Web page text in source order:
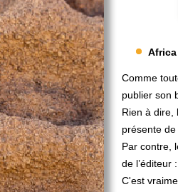
Comme
publier son
Rien à dire,
présente
Par contre,
de l’éditeur :
C'est